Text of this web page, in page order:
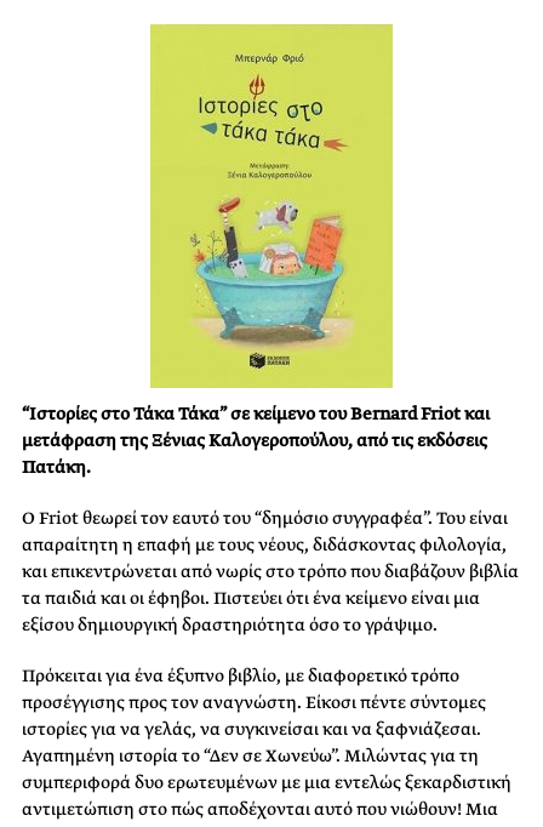
“Ιστορίες στο Τάκα Τάκα” σε κείμενο του Bernard Friot και
μετάφραση της Ξένιας Καλογεροπούλου, από τις εκδόσεις
Πατάκη.
Ο Friot θεωρεί τον εαυτό του “δημόσιο συγγραφέα”. Του είναι
απαραίτητη η επαφή με τους νέους, διδάσκοντας φιλολογία,
και επικεντρώνεται από νωρίς στο τρόπο που διαβάζουν βιβλία
τα παιδιά και οι έφηβοι. Πιστεύει ότι ένα κείμενο είναι μια
εξίσου δημιουργική δραστηριότητα όσο το γράψιμο.
Πρόκειται για ένα έξυπνο βιβλίο, με διαφορετικό τρόπο
προσέγγισης προς τον αναγνώστη. Είκοσι πέντε σύντομες
ιστορίες για να γελάς, να συγκινείσαι και να ξαφνιάζεσαι.
Αγαπημένη ιστορία το “Δεν σε Χωνεύω”. Μιλώντας για τη
συμπεριφορά δυο ερωτευμένων με μια εντελώς ξεκαρδιστική
αντιμετώπιση στο πώς αποδέχονται αυτό που νιώθουν! Μια